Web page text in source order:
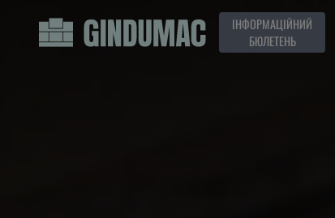
ІНФОРМАЦІЙНИЙ
БЮЛЕТЕНЬ